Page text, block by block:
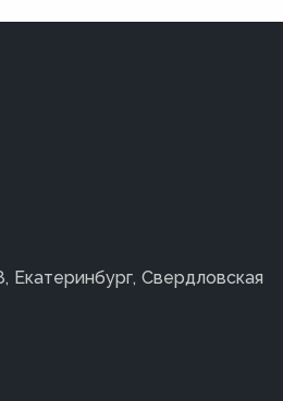
Екатеринбург, Свердловская